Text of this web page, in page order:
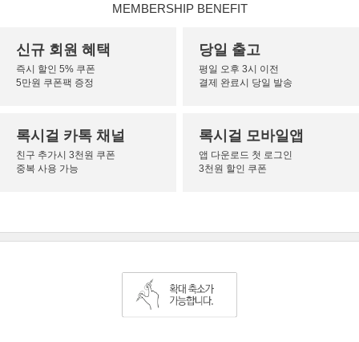
MEMBERSHIP BENEFIT
신규 회원 혜택
즉시 할인 5% 쿠폰
5만원 쿠폰팩 증정
당일 출고
평일 오후 3시 이전
결제 완료시 당일 발송
록시걸 카톡 채널
친구 추가시 3천원 쿠폰
중복 사용 가능
록시걸 모바일앱
앱 다운로드 첫 로그인
3천원 할인 쿠폰